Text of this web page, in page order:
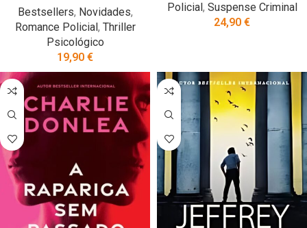
Bestsellers, Novidades,
Romance Policial , Thriller
Psicológico
19,90 €
Policial, Suspense Criminal
24,90 €